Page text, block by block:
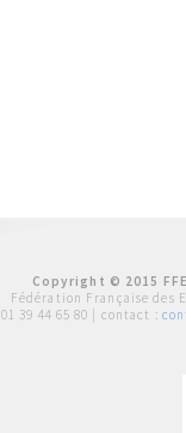
Copyright © 2015
Fédération Française des
01 39 44 65 80 | contact :